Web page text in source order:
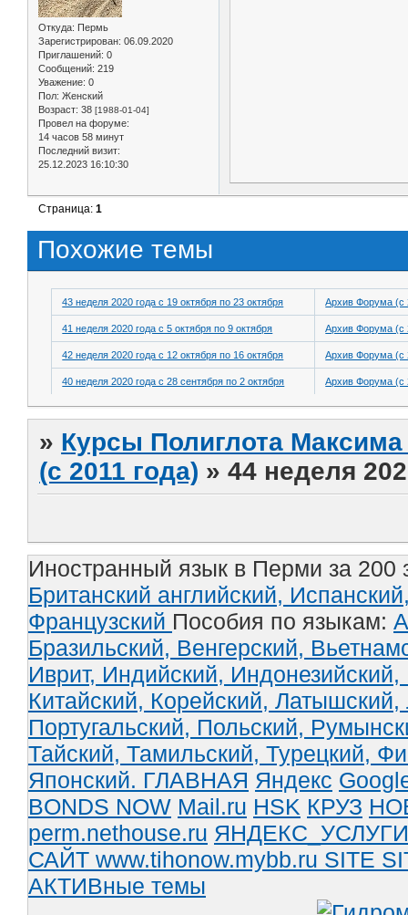
Откуда: Пермь
Зарегистрирован: 06.09.2020
Приглашений: 0
Сообщений: 219
Уважение: 0
Пол: Женский
Возраст: 38 [1988-01-04]
Провел на форуме:
14 часов 58 минут
Последний визит:
25.12.2023 16:10:30
Страница:1
Похожие темы
43 неделя 2020 года с 19 октября по 23 октября Архив Форума (с
41 неделя 2020 года с 5 октября по 9 октября Архив Форума (с
42 неделя 2020 года с 12 октября по 16 октября Архив Форума (с
40 неделя 2020 года с 28 сентября по 2 октября Архив Форума (с
» Курсы Полиглота
(с 2011 года) »44 неделя
Иностранный язык в Перми за 200
Британский английский,
Французский Пособия по языкам:
Бразильский, Венгерский,
Иврит, Индийский, Индонезийский,
Китайский, Корейский, Латышский,
Португальский, Польский,
Тайский, Тамильский, Турецкий,
Японский. ГЛАВНАЯ Яндекс
BONDS NOW Mail.ru HSK КРУЗ
perm.nethouse.ru ЯНДЕКС_УСЛУГИ
САЙТ www.tihonow.mybb.ru SITE
АКТИВные темы